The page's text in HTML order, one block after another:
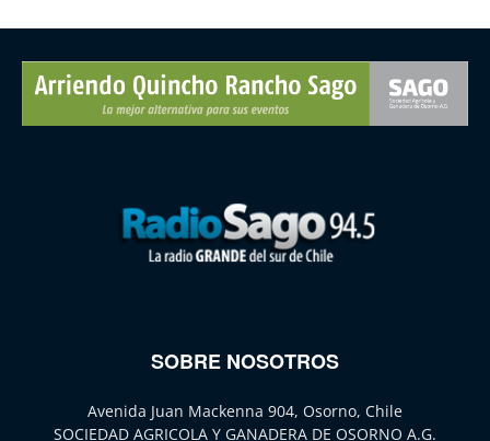
SOBRE NOSOTROS
Avenida Juan Mackenna 904, Osorno, Chile
SOCIEDAD AGRICOLA Y GANADERA DE OSORNO A.G.